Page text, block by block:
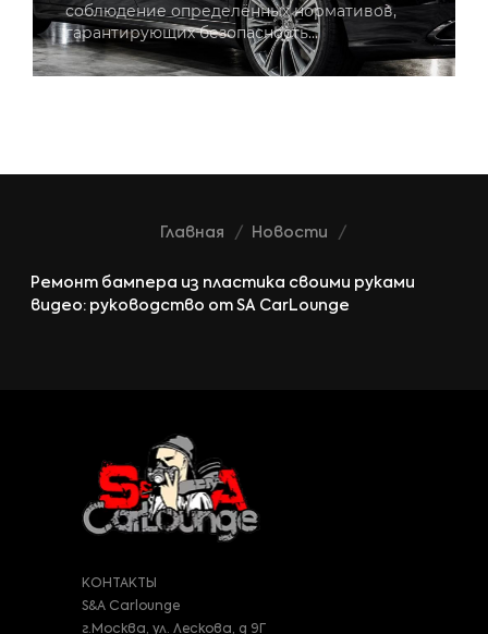
соблюдение определённых нормативов,
гарантирующих безопасность…
Главная Новости
Ремонт бампера из пластика своими руками
видео: руководство от SA CarLounge
КОНТАКТЫ
S&A Carlounge
г.Москва, ул. Лескова, д 9Г